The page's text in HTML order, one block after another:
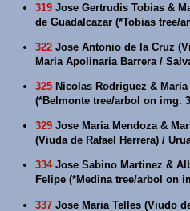
319 Jose Gertrudis Tobias &
de Guadalcazar (*Tobias tree/
322 Jose Antonio de la Cruz
Maria Apolinaria Barrera /
325 Nicolas Rodriguez &
(*Belmonte tree/arbol on img.
329 Jose Maria Mendoza &
(Viuda de Rafael Herrera) /
334Jose Sabino Martinez &
Felipe (*Medina tree/arbol on
337 Jose Maria Telles (Viudo